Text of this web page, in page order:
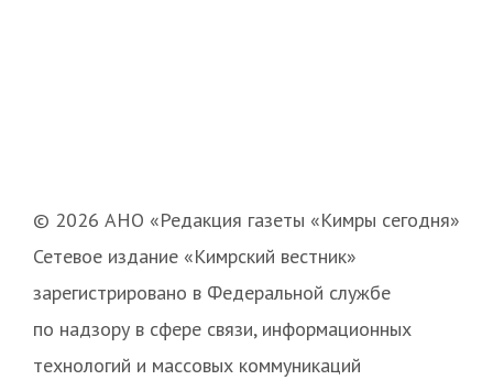
© 2026 АНО «Редакция газеты «Кимры сегодня»
Сетевое издание «Кимрский вестник»
зарегистрировано в Федеральной службе
по надзору в сфере связи, информационных
технологий и массовых коммуникаций